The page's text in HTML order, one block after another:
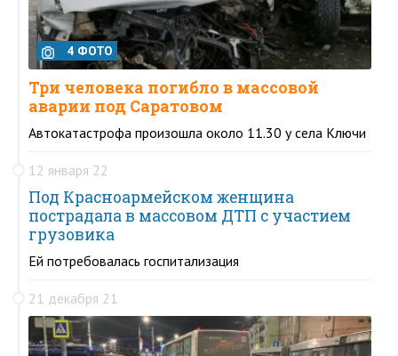
4 ФОТО
Три человека погибло в массовой
аварии под Саратовом
Автокатастрофа произошла около 11.30 у села Ключи
12 января 22
Под Красноармейском женщина
пострадала в массовом ДТП с участием
грузовика
Ей потребовалась госпитализация
21 декабря 21